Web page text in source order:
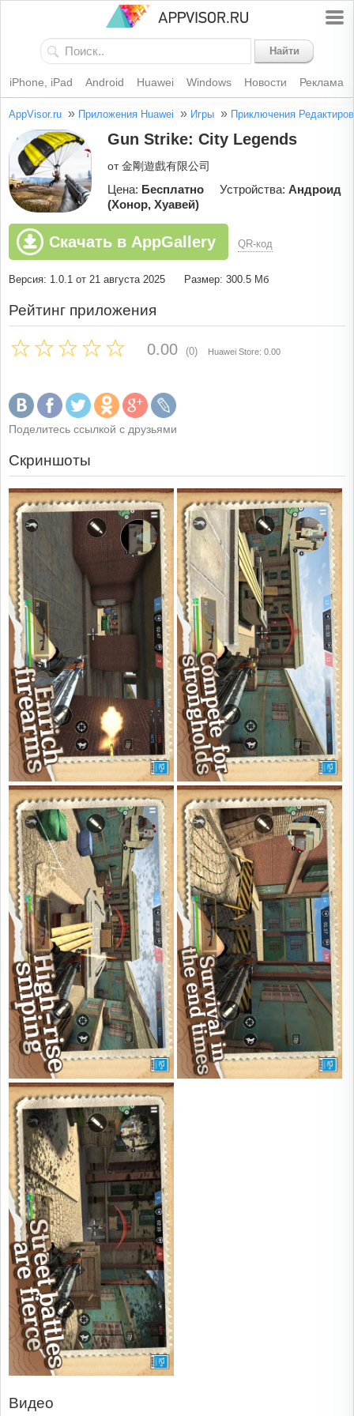
Найти
iPhone, iPad Android Huawei Windows Новости Реклама
AppVisor.ru » Приложения Huawei » Игры » Приключения
Gun Strike: City Legends
от 金剛遊戲有限公司
Цена: Бесплатно Устройства: Андроид
(Хонор, Хуавей)
Скачать в AppGallery QR-код
Версия: 1.0.1 от 21 августа 2025 Размер: 300.5 Мб
Рейтинг приложения
0.00 (0) Huawei Store: 0.00
Поделитесь ссылкой с друзьями
Скриншоты
Видео